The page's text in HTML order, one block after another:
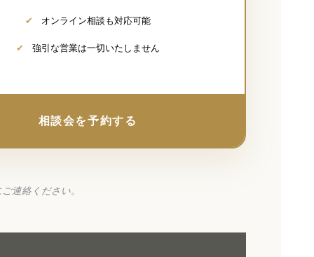
✔ オンライン相談も対応可能
✔ 強引な営業は一切いたしません
相談会を予約する
連絡ください。